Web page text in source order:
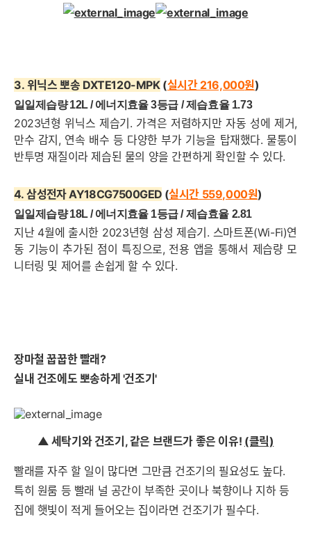
3. 위닉스 뽀송 DXTE120-MPK (실시간 216,000원)
일일제습량 12L /에너지효율3등급 / 제습효율 1.73
2023년형 위닉스 제습기. 가격은 저렴하지만 자동 성에 제거,
만수 감지, 연속 배수 등 다양한 부가 기능을 탑재했다. 물통이
반투명 재질이라 제습된 물의 양을 간편하게 확인할 수 있다.
4.삼성전자 AY18CG7500GED (실시간 559,000원)
일일제습량 18L /에너지효율 1등급 / 제습효율 2.81
지난 4월에 출시한 2023년형 삼성 제습기. 스마트폰(Wi-Fi)연
동 기능이 추가된 점이 특징으로, 전용 앱을 통해서 제습량 모
니터링 및 제어를 손쉽게 할 수 있다.
장마철 꿉꿉한 빨래?
실내 건조에도 뽀송하게 '건조기'
▲ 세탁기와 건조기, 같은 브랜드가 좋은 이유! (클릭)
빨래를 자주 할 일이 많다면 그만큼 건조기의 필요성도 높다.
특히 원룸 등 빨래 널 공간이 부족한 곳이나 북향이 나 지하 등
집에 햇빛이 적게 들어오는 집이라면 건조기가 필수다.
세부정보 열기/접기